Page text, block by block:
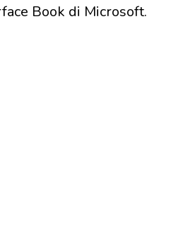
Book di Microsoft.